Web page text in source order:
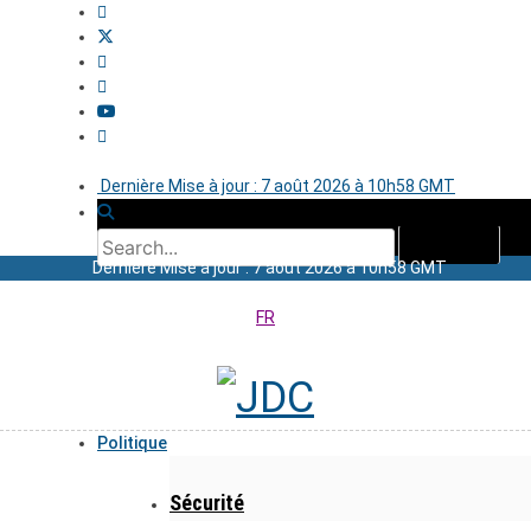
Dernière Mise à jour : 7 août 2026 à 10h58 GMT
Dernière Mise à jour : 7 août 2026 à 10h58 GMT
FR
Politique
Sécurité